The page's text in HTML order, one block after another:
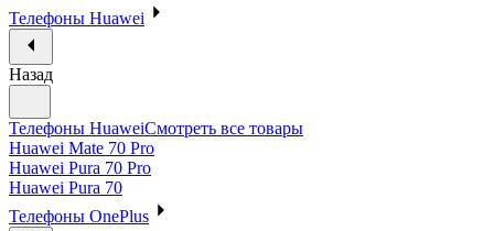
Телефоны Huawei
Назад
Телефоны HuaweiСмотреть все товары
Huawei Mate 70 Pro
Huawei Pura 70 Pro
Huawei Pura 70
Телефоны OnePlus